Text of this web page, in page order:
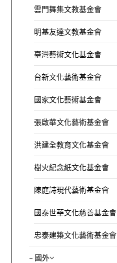
雲門舞集文教基金會
明基友達文教基金會
臺灣藝術文化基金會
台新文化藝術基金會
國家文化藝術基金會
張啟華文化藝術基金會
洪建全教育文化基金會
樹火紀念紙文化基金會
陳庭詩現代藝術基金會
國泰世華文化慈善基金會
忠泰建築文化藝術基金會
– 國外